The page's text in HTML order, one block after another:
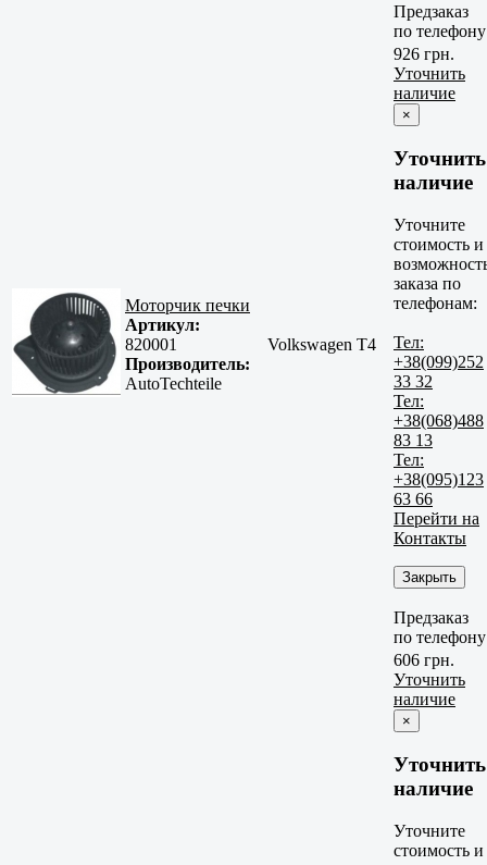
Предзаказ
по телефону
Моторчик печки
Артикул:
820001
Производитель:
AutoTechteile
Volkswagen T4
926 грн.
Уточнить
наличие
×
Уточнить
наличие
Уточните
стоимость и
заказа по
телефонам:
Тел:
+38(099)252
33 32
Тел:
+38(068)488
83 13
Тел:
+38(095)123
63 66
Перейти на
Контакты
Закрыть
Предзаказ
по телефону
606 грн.
Уточнить
наличие
×
Уточнить
наличие
Уточните
стоимость и